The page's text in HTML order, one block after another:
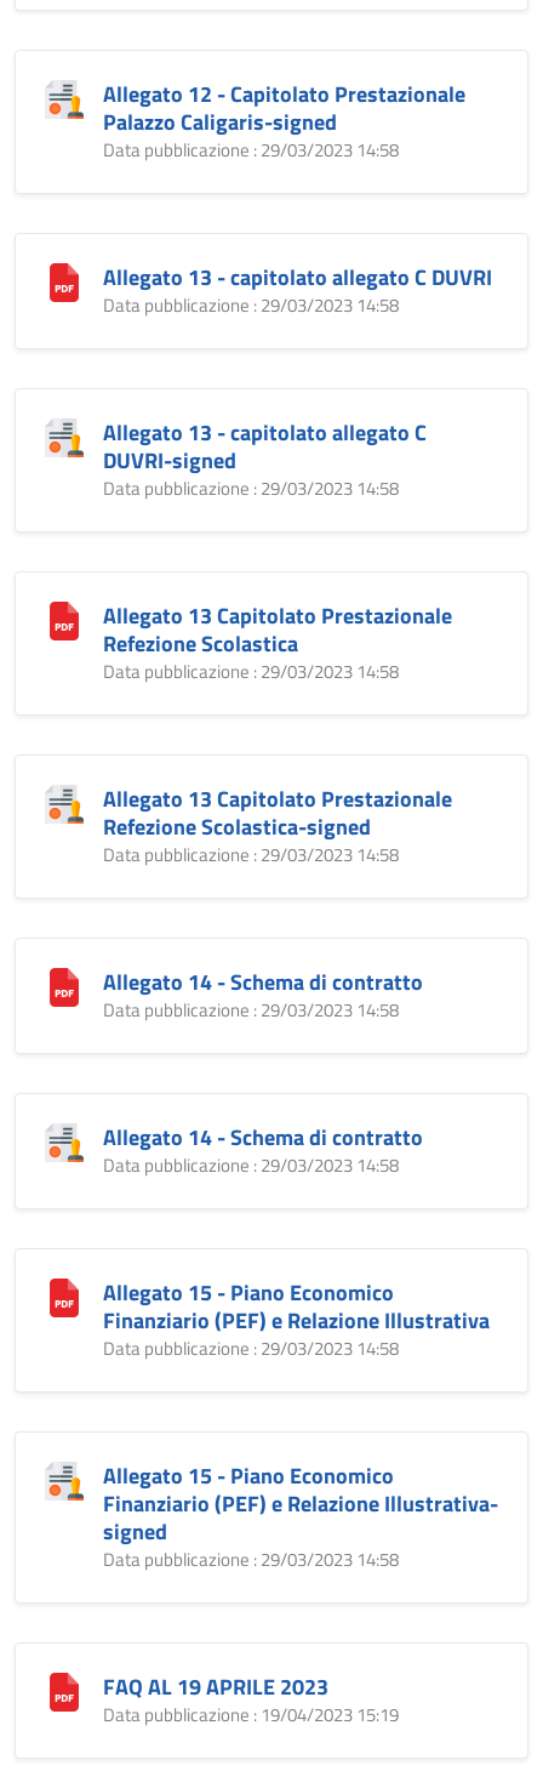
Allegato 12 - Capitolato Prestazionale
Palazzo Caligaris-signed
Data pubblicazione : 29/03/2023 14:58
Allegato 13 - capitolato allegato C DUVRI
Data pubblicazione : 29/03/2023 14:58
Allegato 13 - capitolato allegato C
DUVRI-signed
Data pubblicazione : 29/03/2023 14:58
Allegato 13 Capitolato Prestazionale
Refezione Scolastica
Data pubblicazione : 29/03/2023 14:58
Allegato 13 Capitolato Prestazionale
Refezione Scolastica-signed
Data pubblicazione : 29/03/2023 14:58
Allegato 14 - Schema di contratto
Data pubblicazione : 29/03/2023 14:58
Allegato 14 - Schema di contratto
Data pubblicazione : 29/03/2023 14:58
Allegato 15 - Piano Economico
Finanziario (PEF) e Relazione Illustrativa
Data pubblicazione : 29/03/2023 14:58
Allegato 15 - Piano Economico
Finanziario (PEF) e Relazione Illustrativa-
signed
Data pubblicazione : 29/03/2023 14:58
FAQ AL 19 APRILE 2023
Data pubblicazione : 19/04/2023 15:19